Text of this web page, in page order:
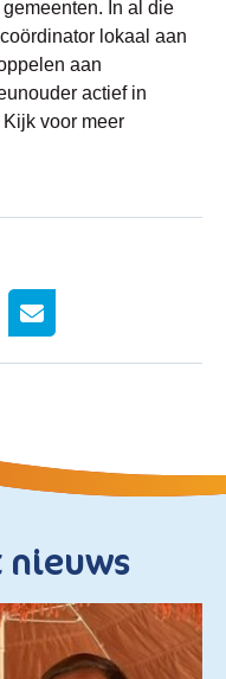
In al die
lokaal aan
aan
actief in
voor meer
nieuws